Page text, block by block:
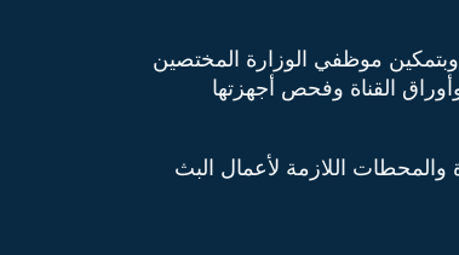
وبتمكين موظفي الوزارة المختصين
القناة وفحص أجهزتها
والمحطات اللازمة لأعمال البث